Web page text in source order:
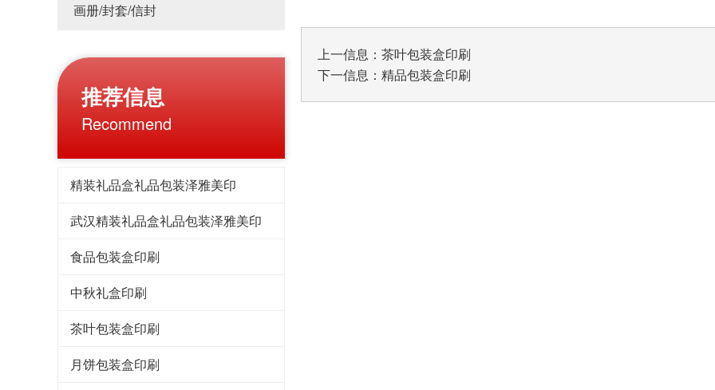
画册/封套/信封
推荐信息
Recommend
精装礼品盒礼品包装泽雅美印
武汉精装礼品盒礼品包装泽雅美印
食品包装盒印刷
中秋礼盒印刷
茶叶包装盒印刷
月饼包装盒印刷
上一信息： 茶叶包装盒印刷
下一信息： 精品包装盒印刷